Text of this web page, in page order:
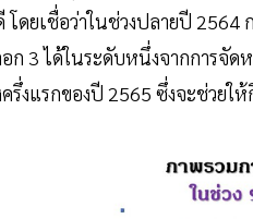
โดยเชื่อว่าในช่วงปลายปี
ก 3 ได้ในระดับหนึ่งจากการจั
รึ่งแรกของปี 2565 ซึ่งจะช่วยใ